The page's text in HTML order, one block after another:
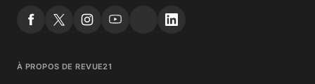
À PROPOS DE REVUE21